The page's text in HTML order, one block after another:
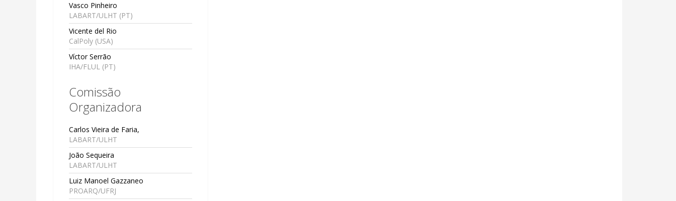
Vasco Pinheiro
LABART/ULHT (PT)
Vicente del Rio
CalPoly (USA)
Víctor Serrão
IHA/FLUL (PT)
Comissão
Organizadora
Carlos Vieira de Faria,
LABART/ULHT
João Sequeira
LABART/ULHT
Luiz Manoel Gazzaneo
PROARQ/UFRJ